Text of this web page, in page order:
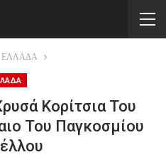
ΕΛΛΑΔΑ
Κορίτσια Του
Του Παγκοσμίου